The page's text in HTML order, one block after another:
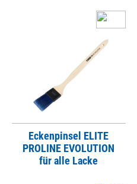
Eckenpinsel ELITE
PROLINE EVOLUTION
für alle Lacke